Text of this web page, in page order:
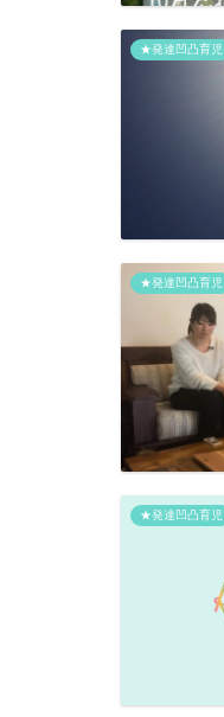
★発達凹凸育児
★発達凹凸育児
★発達凹凸育児